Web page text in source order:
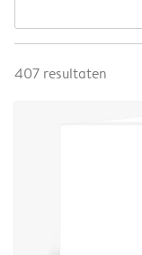
407 resultaten